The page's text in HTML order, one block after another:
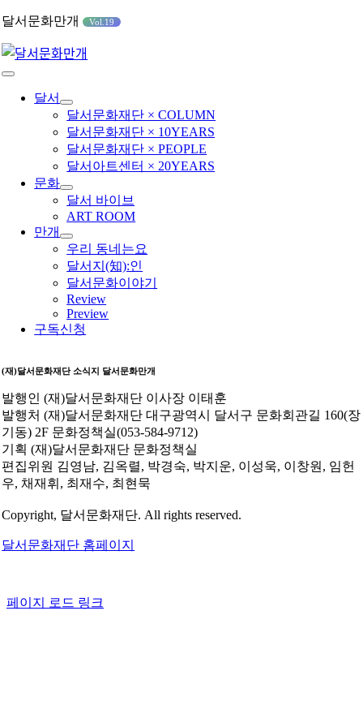
콘
츠
로
달서문화만개 Vol.19
Toggle
Navigation
달서
달서문화재단 × COLUMN
달서문화재단 × 10YEARS
달서문화재단 × PEOPLE
달서아트센터 × 20YEARS
문화
달서 바이브
ART ROOM
만개
우리 동네는요
달서지(知):인
달서문화이야기
Review
Preview
구독신청
(재)달서문화재단 소식지 달서문화만개
발행인 (재)달서문화재단 이사장 이태훈
발행처 (재)달서문화재단 대구광역시 달서구 문화회관길 160(장
기동) 2F 문화정책실(053-584-9712)
기획 (재)달서문화재단 문화정책실
편집위원 김영남, 김옥렬, 박경숙, 박지운, 이성욱, 이창원, 임헌
우, 채재휘, 최재수, 최현묵
Copyright, 달서문화재단. All rights reserved.
달서문화재단 홈페이지
페이지 로드 링크